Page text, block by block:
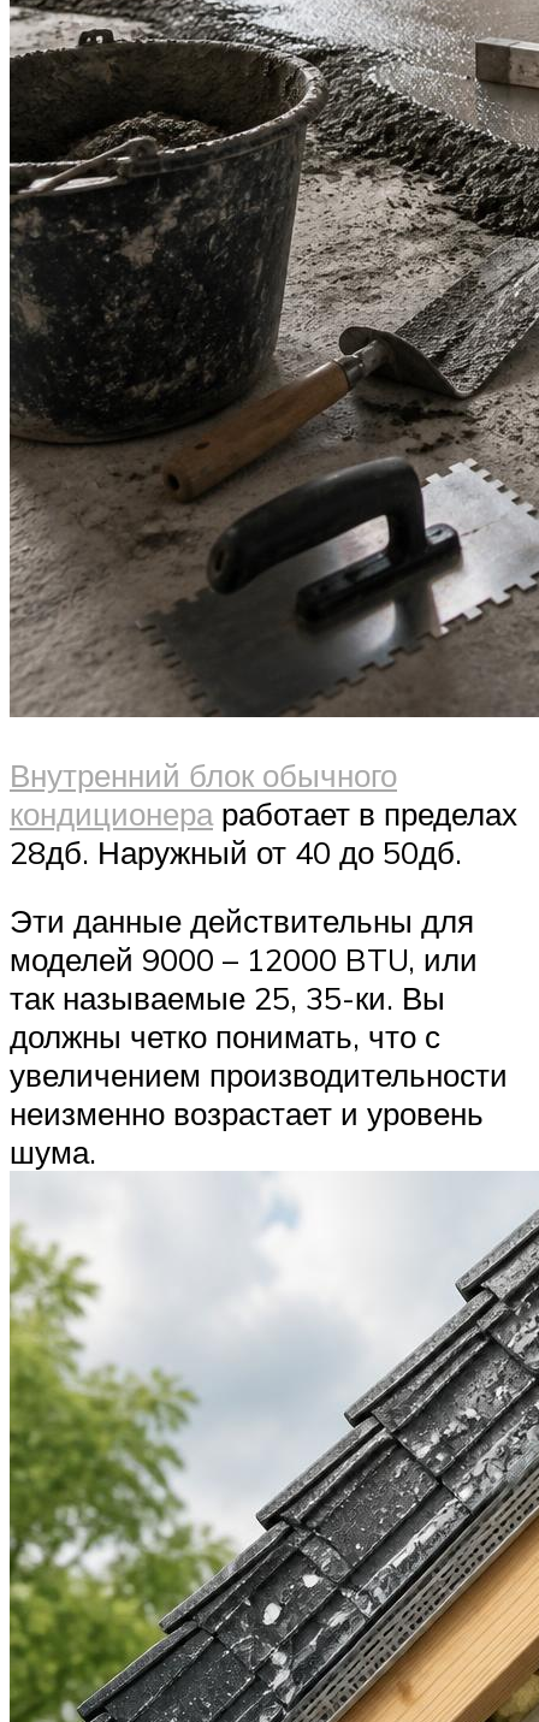
Внутренний блок обычного
кондиционераработает в пределах
28дб. Наружный от 40 до 50дб.
Эти данные действительны для
моделей 9000 – 12000 BTU, или
так называемые 25, 35-ки. Вы
должны четко понимать, что с
увеличением производительности
неизменно возрастает и уровень
шума.